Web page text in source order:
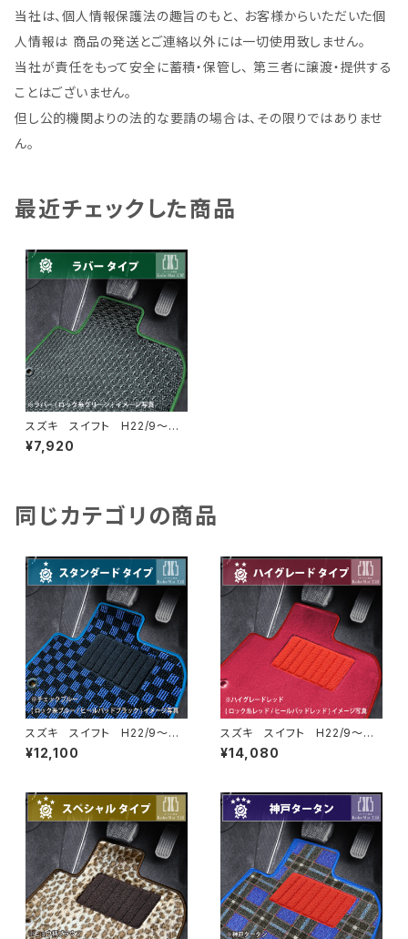
当社は、個人情報保護法の趣旨のもと、 お客様からいただいた個
人情報は 商品の発送とご連絡以外には一切使用致しません。
当社が責任をもって安全に蓄積・保管し、 第三者に譲渡・提供する
ことはございません。
但し公的機関よりの法的な要請の場合は、その限りではありませ
ん。
最近チェックした商品
スズキ スイフト H22/9〜
ZC系・ZD系 フロアマット一
式 カーマット 防水 ラバー
¥7,920
同じカテゴリの商品
スズキ スイフト H22/9〜
ZC系・ZD系 フロアマット一
式 カーマット スタンダードタ
¥12,100
スズキ スイフト H22/9〜
ZC系・ZD系 フロアマット一
式 カーマット ハイグレードタ
¥14,080